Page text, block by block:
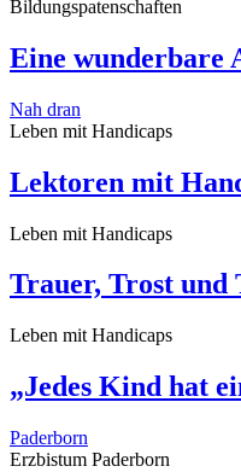
Bildungspatenschaften
Eine wunderbare
Nah dran
Leben mit Handicaps
Lektoren mit
Leben mit Handicaps
Trauer, Trost und
Leben mit Handicaps
„Jedes Kind hat
Paderborn
Erzbistum Paderborn